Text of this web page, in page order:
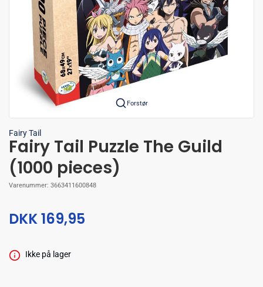
Forstør
Fairy Tail
Fairy Tail Puzzle The Guild
(1000 pieces)
Varenummer: 3663411600848
DKK 169,95
Ikke på lager